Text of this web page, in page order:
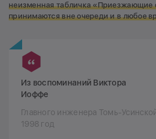
неизменная табличка «Приезжающие
принимаются вне очереди и в любое
Из воспоминаний Виктора
Иоффе
Главного инженера Томь-
1998 год